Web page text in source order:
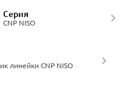
CNP NISO
Серия
линейки CNP NISO